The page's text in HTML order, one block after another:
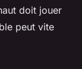
doit jouer
peut vite